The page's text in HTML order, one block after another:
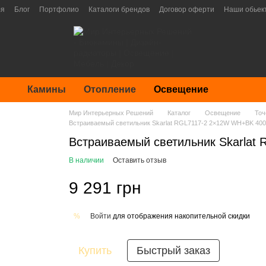
Блог Портфолио Каталоги брендов Договор оферти Наши
Камины Отопление Освещение
Мир Интерьерных Решений Каталог Освещение
Встраиваемый светильник Skarlat RGL7117-2 2×12W WH+BK
Встраиваемый светильник Skarlat
В наличии Оставить отзыв
9 291 грн
% Войти для отображения накопительной скидки
Купить Быстрый заказ